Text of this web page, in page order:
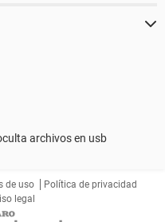
archivos en usb
de uso
Política de privacidad
legal